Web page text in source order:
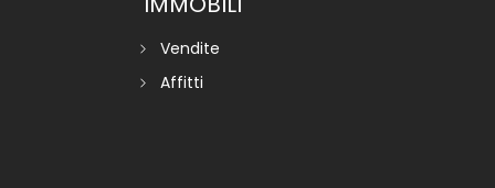
Vendite
Affitti